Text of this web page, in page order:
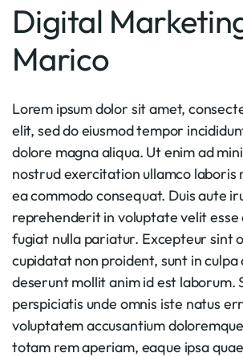
Digital
Marico
Lorem ipsum dolor sit amet,
elit, sed do eiusmod tempor
dolore magna aliqua. Ut enim ad
nostrud exercitation ullamco laboris
ea commodo consequat. Duis aute
reprehenderit in voluptate velit esse
fugiat nulla pariatur. Excepteur sint
cupidatat non proident, sunt in culpa
deserunt mollit anim id est laborum.
perspiciatis unde omnis iste natus
voluptatem accusantium
totam rem aperiam, eaque ipsa